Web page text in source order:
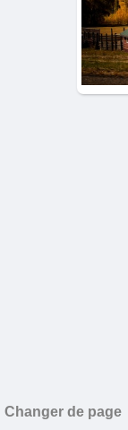
Changer de page